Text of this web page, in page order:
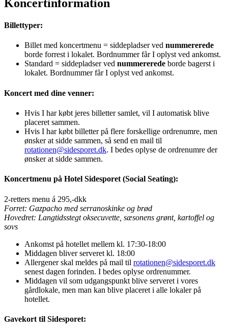
Koncertinformation
Billettyper:
Billet med koncertmenu = siddepladser ved nummererede
borde forrest i lokalet. Bordnummer får I oplyst ved ankomst.
Standard = siddepladser ved nummererede borde bagerst i
lokalet. Bordnummer får I oplyst ved ankomst.
Koncert med dine venner:
Hvis I har købt jeres billetter samlet, vil I automatisk blive
placeret sammen.
Hvis I har købt billetter på flere forskellige ordrenumre, men
ønsker at sidde sammen, så send en mail til
rotationen@sidesporet.dk. I bedes oplyse de ordrenumre der
ønsker at sidde sammen.
Koncertmenu på Hotel Sidesporet (Social Seating):
2-retters menu á 295,-dkk
Forret: Gazpacho med serranoskinke og brød
Hovedret: Langtidsstegt oksecuvette, sæsonens grønt, kartoffel og
sovs
Ankomst på hotellet mellem kl. 17:30-18:00
Middagen bliver serveret kl. 18:00
Allergener skal meldes på mail til rotationen@sidesporet.dk
senest dagen forinden. I bedes oplyse ordrenummer.
Middagen vil som udgangspunkt blive serveret i vores
gårdlokale, men man kan blive placeret i alle lokaler på
hotellet.
Gavekort til Sidesporet: